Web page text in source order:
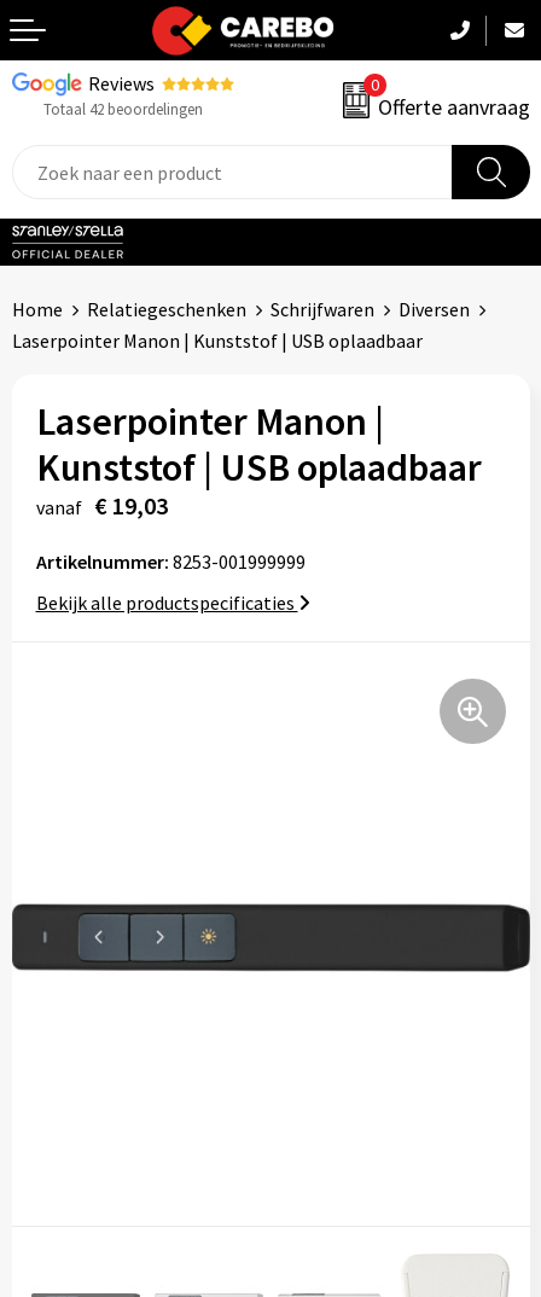
Reviews
Totaal 42 beoordelingen
0
Offerte aanvraag
Terug
Sportkleding
Handdoeken & Dekens
Kinderkleding
Tassen
Home Relatiegeschenken Schrijfwaren
Diversen
Laserpointer Manon | Kunststof | USB oplaadbaar
Laserpointer Manon |
Kunststof | USB oplaadbaar
vanaf € 19,03
Artikelnummer: 8253-001999999
Bekijk alle productspecificaties